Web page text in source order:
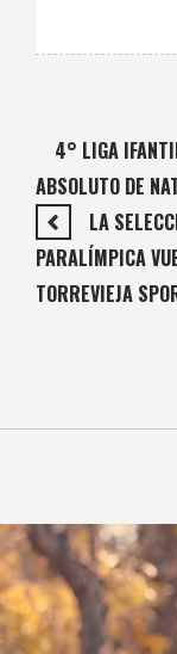
4° LIGA
ABSOLUTO DE
LA
PARALÍMPICA
TORREVIEJA